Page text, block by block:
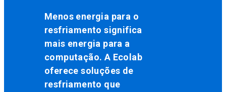
Menos energia para o
resfriamento significa
mais energia para a
computação. A Ecolab
oferece soluções de
resfriamento que